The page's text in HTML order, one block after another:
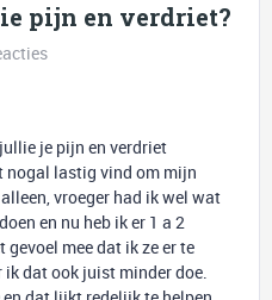
pijn en verdriet?
je pijn en verdriet
nogal lastig vind om mijn
vroeger had ik wel wat
en nu heb ik er 1 a 2
mee dat ik ze er te
dat ook juist minder doe.